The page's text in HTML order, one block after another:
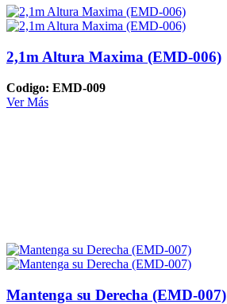
2,1m Altura Maxima (EMD-006)
Codigo: EMD-009
Ver Más
Mantenga su Derecha (EMD-007)